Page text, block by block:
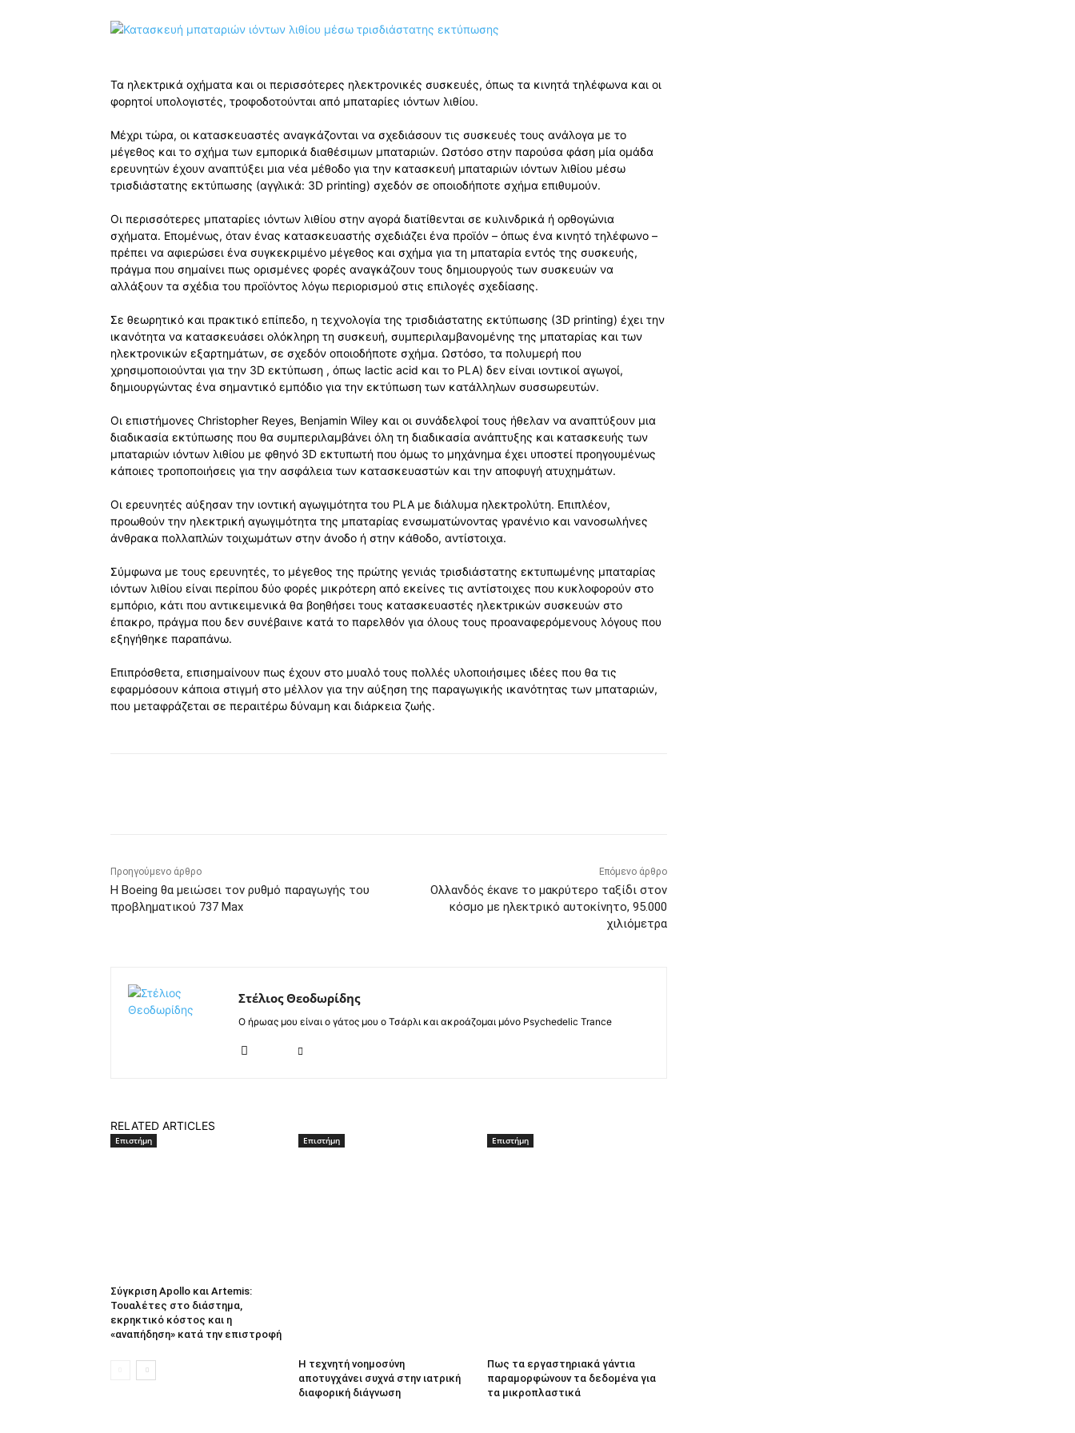
Τα ηλεκτρικά οχήματα και οι περισσότερες ηλεκτρονικές συσκευές, όπως τα κινητά τηλέφωνα και οι
φορητοί υπολογιστές, τροφοδοτούνται από μπαταρίες ιόντων λιθίου.
Μέχρι τώρα, οι κατασκευαστές αναγκάζονται να σχεδιάσουν τις συσκευές τους ανάλογα με το
μέγεθος και το σχήμα των εμπορικά διαθέσιμων μπαταριών. Ωστόσο στην παρούσα φάση μία ομάδα
ερευνητών έχουν αναπτύξει μια νέα μέθοδο για την κατασκευή μπαταριών ιόντων λιθίου μέσω
τρισδιάστατης εκτύπωσης (αγγλικά: 3D printing) σχεδόν σε οποιοδήποτε σχήμα επιθυμούν.
Οι περισσότερες μπαταρίες ιόντων λιθίου στην αγορά διατίθενται σε κυλινδρικά ή ορθογώνια
σχήματα. Επομένως, όταν ένας κατασκευαστής σχεδιάζει ένα προϊόν – όπως ένα κινητό τηλέφωνο –
πρέπει να αφιερώσει ένα συγκεκριμένο μέγεθος και σχήμα για τη μπαταρία εντός της συσκευής,
πράγμα που σημαίνει πως ορισμένες φορές αναγκάζουν τους δημιουργούς των συσκευών να
αλλάξουν τα σχέδια του προϊόντος λόγω περιορισμού στις επιλογές σχεδίασης.
Σε θεωρητικό και πρακτικό επίπεδο, η τεχνολογία της τρισδιάστατης εκτύπωσης (3D printing) έχει την
ικανότητα να κατασκευάσει ολόκληρη τη συσκευή, συμπεριλαμβανομένης της μπαταρίας και των
ηλεκτρονικών εξαρτημάτων, σε σχεδόν οποιοδήποτε σχήμα. Ωστόσο, τα πολυμερή που
χρησιμοποιούνται για την 3D εκτύπωση , όπως lactic acid και το PLA) δεν είναι ιοντικοί αγωγοί,
δημιουργώντας ένα σημαντικό εμπόδιο για την εκτύπωση των κατάλληλων συσσωρευτών.
Οι επιστήμονες Christopher Reyes, Benjamin Wiley και οι συνάδελφοί τους ήθελαν να αναπτύξουν μια
διαδικασία εκτύπωσης που θα συμπεριλαμβάνει όλη τη διαδικασία ανάπτυξης και κατασκευής των
μπαταριών ιόντων λιθίου με φθηνό 3D εκτυπωτή που όμως το μηχάνημα έχει υποστεί προηγουμένως
κάποιες τροποποιήσεις για την ασφάλεια των κατασκευαστών και την αποφυγή ατυχημάτων.
Οι ερευνητές αύξησαν την ιοντική αγωγιμότητα του PLA με διάλυμα ηλεκτρολύτη. Επιπλέον,
προωθούν την ηλεκτρική αγωγιμότητα της μπαταρίας ενσωματώνοντας γρανένιο και νανοσωλήνες
άνθρακα πολλαπλών τοιχωμάτων στην άνοδο ή στην κάθοδο, αντίστοιχα.
Σύμφωνα με τους ερευνητές, το μέγεθος της πρώτης γενιάς τρισδιάστατης εκτυπωμένης μπαταρίας
ιόντων λιθίου είναι περίπου δύο φορές μικρότερη από εκείνες τις αντίστοιχες που κυκλοφορούν στο
εμπόριο, κάτι που αντικειμενικά θα βοηθήσει τους κατασκευαστές ηλεκτρικών συσκευών στο
έπακρο, πράγμα που δεν συνέβαινε κατά το παρελθόν για όλους τους προαναφερόμενους λόγους που
εξηγήθηκε παραπάνω.
Επιπρόσθετα, επισημαίνουν πως έχουν στο μυαλό τους πολλές υλοποιήσιμες ιδέες που θα τις
εφαρμόσουν κάποια στιγμή στο μέλλον για την αύξηση της παραγωγικής ικανότητας των μπαταριών,
που μεταφράζεται σε περαιτέρω δύναμη και διάρκεια ζωής.
Προηγούμενο άρθρο
Η Boeing θα μειώσει τον ρυθμό παραγωγής του
προβληματικού 737 Max
Επόμενο άρθρο
Ολλανδός έκανε το μακρύτερο ταξίδι στον
κόσμο με ηλεκτρικό αυτοκίνητο, 95.000
χιλιόμετρα
Στέλιος Θεοδωρίδης
Ο ήρωας μου είναι ο γάτος μου ο Τσάρλι και ακροάζομαι μόνο Psychedelic Trance
RELATED ARTICLES
Επιστήμη
Σύγκριση Apollo και Artemis:
Τουαλέτες στο διάστημα,
εκρηκτικό κόστος και η
«αναπήδηση» κατά την επιστροφή
Επιστήμη
Η τεχνητή νοημοσύνη
αποτυγχάνει συχνά στην ιατρική
διαφορική διάγνωση
Επιστήμη
Πως τα εργαστηριακά γάντια
παραμορφώνουν τα δεδομένα για
τα μικροπλαστικά